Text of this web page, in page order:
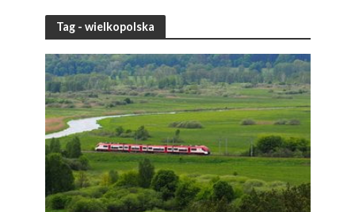
Tag - wielkopolska